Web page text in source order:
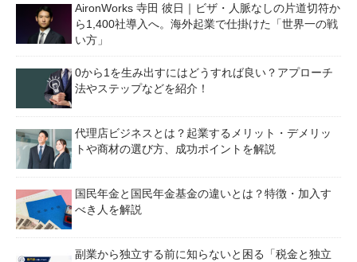
AironWorks 寺田 彼日｜ビザ・人脈なしの片道切符か
ら1,400社導入へ。海外起業で仕掛けた「世界一の戦
い方」
0から1を生み出すにはどうすれば良い？アプローチ
法やステップなどを紹介！
代理店ビジネスとは？起業するメリット・デメリッ
トや商材の選び方、成功ポイントを解説
国民年金と国民年金基金の違いとは？特徴・加入す
べき人を解説
副業から独立する前に知らないと困る「税金と独立